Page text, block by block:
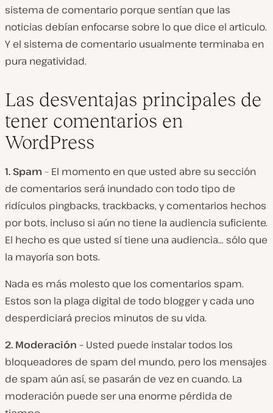
sistema de comentario porque sentían que las
noticias debían enfocarse sobre lo que dice el articulo.
Y el sistema de comentario usualmente terminaba en
pura negatividad.
Las desventajas principales de
tener comentarios en
WordPress
1. Spam – El momento en que usted abre su sección
de comentarios será inundado con todo tipo de
ridículos pingbacks, trackbacks, y comentarios hechos
por bots, incluso si aún no tiene la audiencia suficiente.
El hecho es que usted sí tiene una audiencia… sólo que
la mayoría son bots.
Nada es más molesto que los comentarios spam.
Estos son la plaga digital de todo blogger y cada uno
desperdiciará precios minutos de su vida.
2. Moderación – Usted puede instalar todos los
bloqueadores de spam del mundo, pero los mensajes
de spam aún así, se pasarán de vez en cuando. La
moderación puede ser una enorme pérdida de